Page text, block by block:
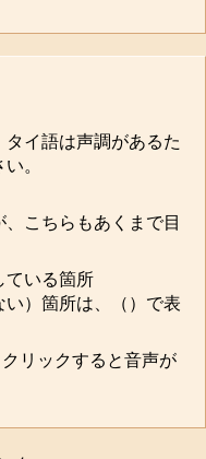
イ語は声調があるた
。
こちらもあくまで目
ている箇所
）箇所は、（）で表
リックすると音声が